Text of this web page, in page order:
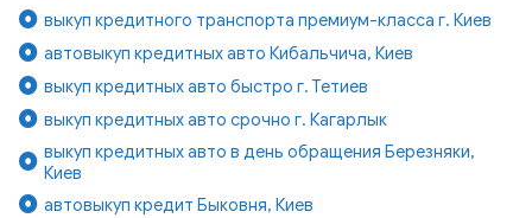
выкуп кредитного транспорта премиум-класса г. Киев
автовыкуп кредитных авто Кибальчича, Киев
выкуп кредитных авто быстро г. Тетиев
выкуп кредитных авто срочно г. Кагарлык
выкуп кредитных авто в день обращения Березняки,
Киев
автовыкуп кредит Быковня, Киев